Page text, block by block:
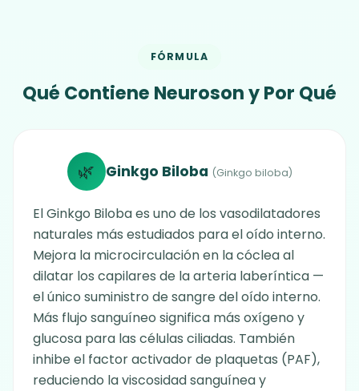
FÓRMULA
Qué Contiene Neuroson y Por Qué
🌿 Ginkgo Biloba (Ginkgo biloba)
El Ginkgo Biloba es uno de los vasodilatadores
naturales más estudiados para el oído interno.
Mejora la microcirculación en la cóclea al
dilatar los capilares de la arteria laberíntica —
el único suministro de sangre del oído interno.
Más flujo sanguíneo significa más oxígeno y
glucosa para las células ciliadas. También
inhibe el factor activador de plaquetas (PAF),
reduciendo la viscosidad sanguínea y